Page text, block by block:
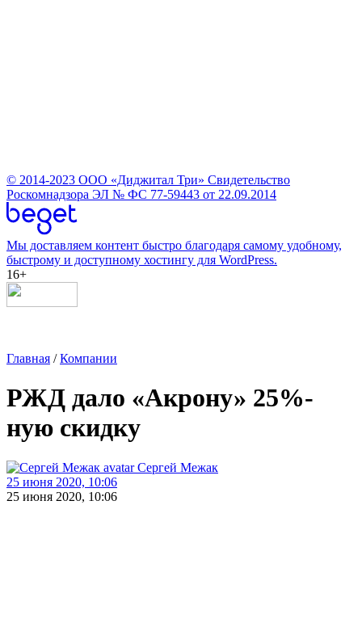
© 2014-2023 ООО «Диджитал Три» Свидетельство
Роскомнадзора ЭЛ № ФС 77-59443 от 22.09.2014
Мы доставляем контент быстро благодаря самому удобному,
быстрому и доступному хостингу для WordPress.
16+
Главная /Компании
РЖД дало «Акрону» 25%-
ную скидку
Сергей Межак
25 июня 2020, 10:06
25 июня 2020, 10:06